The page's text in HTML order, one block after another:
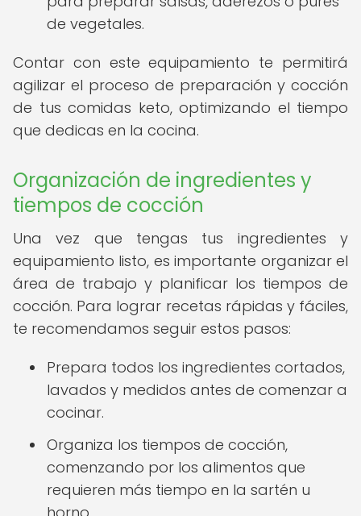
de vegetales.
Contar con este equipamiento te permitirá
agilizar el proceso de preparación y cocción
de tus comidas keto, optimizando el tiempo
que dedicas en la cocina.
Organización de ingredientes y
tiempos de cocción
Una vez que tengas tus ingredientes y
equipamiento listo, es importante organizar el
área de trabajo y planificar los tiempos de
cocción. Para lograr recetas rápidas y fáciles,
te recomendamos seguir estos pasos:
Prepara todos los ingredientes cortados,
lavados y medidos antes de comenzar a
cocinar.
Organiza los tiempos de cocción,
comenzando por los alimentos que
requieren más tiempo en la sartén u